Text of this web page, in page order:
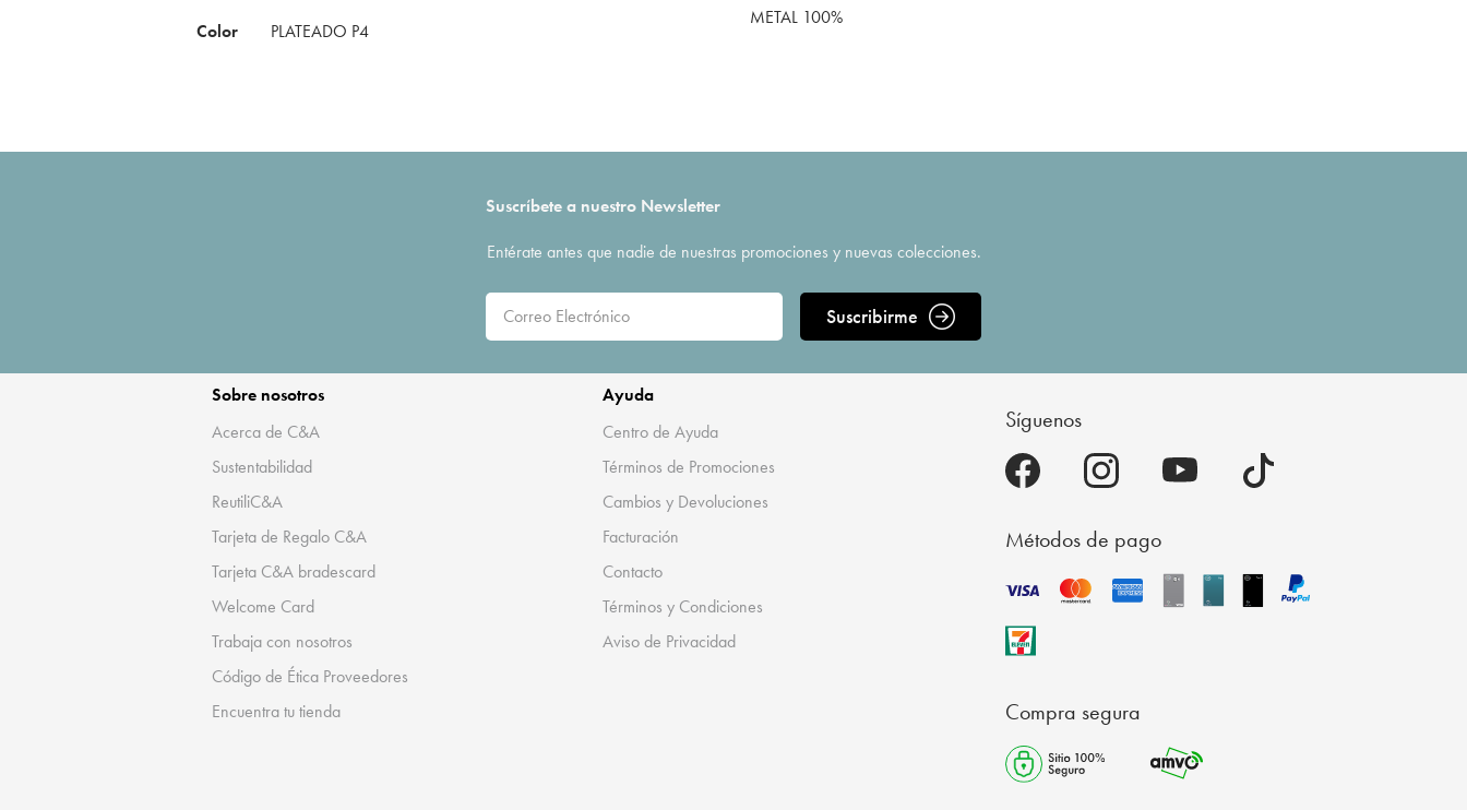
Color
PLATEADO P4
METAL 100%
Suscríbete a nuestro Newsletter
Entérate antes que nadie de nuestras promociones y nuevas colecciones.
Suscribirme
Sobre nosotros
Acerca de C&A
Sustentabilidad
ReutiliC&A
Tarjeta de Regalo C&A
Tarjeta C&A bradescard
Welcome Card
Trabaja con nosotros
Código de Ética Proveedores
Encuentra tu tienda
Ayuda
Centro de Ayuda
Términos de Promociones
Cambios y Devoluciones
Facturación
Contacto
Términos y Condiciones
Aviso de Privacidad
Síguenos
Métodos de pago
Compra segura